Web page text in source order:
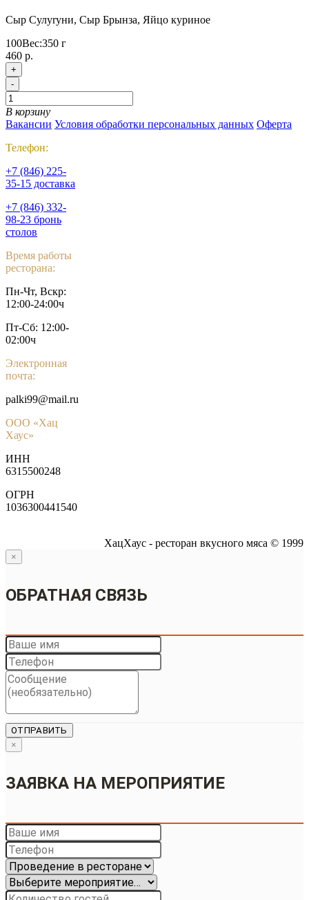
Сыр Сулуrуни, Сыр Брынза, Яйцо куриное
100Вес:350 г
460 р.
+
-
В корзину
Вакансии Условия обработки персональных данных Оферта
Телефон:
+7 (846) 225-
35-15 доставка
+7 (846) 332-
98-23 бронь
столов
Время работы
ресторана:
Пн-Чт, Вскр:
12:00-24:00ч
Пт-Сб: 12:00-
02:00ч
Электронная
почта:
palki99@mail.ru
ООО «Хац
Хаус»
ИНН
6315500248
ОГРН
1036300441540
ХацХаус - ресторан вкусного мяса © 1999
×
ОБРАТНАЯ СВЯЗЬ
ОТПРАВИТЬ
×
ЗАЯВКА НА МЕРОПРИЯТИЕ